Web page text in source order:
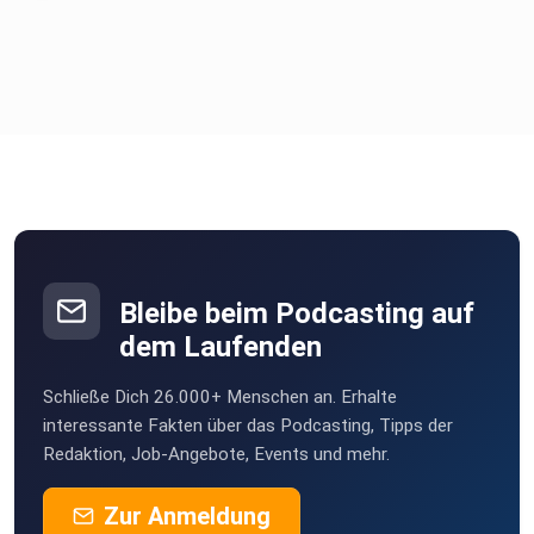
bekommst und endlich genau wissen wie man Männer
verliebt machen
kann.
Mehr von Beziehungscoach Petra Fürst gibt es hier:
Instagram:
https://www.instagram.com/petrafuerst.beziehungscoach/
TikTok: https://www.tiktok.com/@petrafuerst.coach
Bleibe beim Podcasting auf
dem Laufenden
Schließe Dich 26.000+ Menschen an. Erhalte
interessante Fakten über das Podcasting, Tipps der
Redaktion, Job-Angebote, Events und mehr.
Zur Anmeldung